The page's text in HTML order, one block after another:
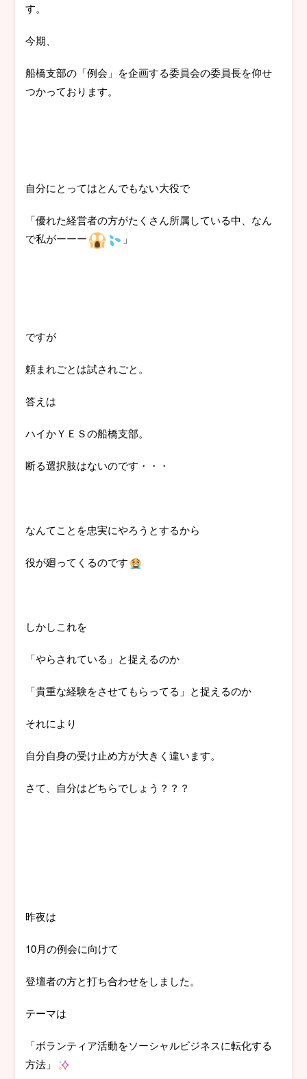
す。
今期、
船橋支部の「例会」を企画する委員会の委員長を仰せ
つかっております。
自分にとってはとんでもない大役で
「優れた経営者の方がたくさん所属している中、なん
で私がーーー
」
ですが
頼まれごとは試されごと。
答えは
ハイかＹＥＳの船橋支部。
断る選択肢はないのです・・・
なんてことを忠実にやろうとするから
役が廻ってくるのです
しかしこれを
「やらされている」と捉えるのか
「貴重な経験をさせてもらってる」と捉えるのか
それにより
自分自身の受け止め方が大きく違います。
さて、自分はどちらでしょう？？？
昨夜は
10月の例会に向けて
登壇者の方と打ち合わせをしました。
テーマは
「ボランティア活動をソーシャルビジネスに転化する
方法」